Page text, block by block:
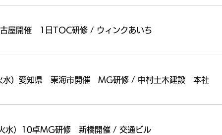
屋開催 1日TOC研修 / ウィンクあいち
）愛知県 東海市開催 MG研修 / 中村土木建設 本社
水）10卓MG研修 新橋開催 / 交通ビル